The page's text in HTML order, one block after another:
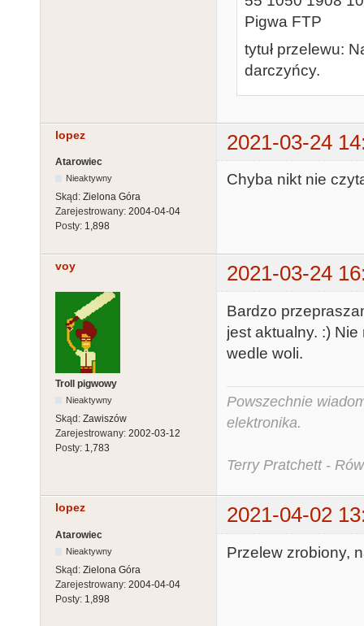
Pigwa FTP
tytuł przelewu:
darczyńcy.
lopez 2021-03-24
Atarowiec
Nieaktywny
Skąd: Zielona Góra
Zarejestrowany: 2004-04-04
Posty: 1,898
Chyba nikt nie
voy 2021-03-24
Troll pigwowy
Nieaktywny
Skąd: Zawiszów
Zarejestrowany: 2002-03-12
Posty: 1,783
Bardzo
jest aktualny. :)
wedle woli.
Powszechnie
elektronika.
Terry Pratchett -
lopez 2021-04-02
Atarowiec
Nieaktywny
Skąd: Zielona Góra
Zarejestrowany: 2004-04-04
Posty: 1,898
Przelew zrobiony,